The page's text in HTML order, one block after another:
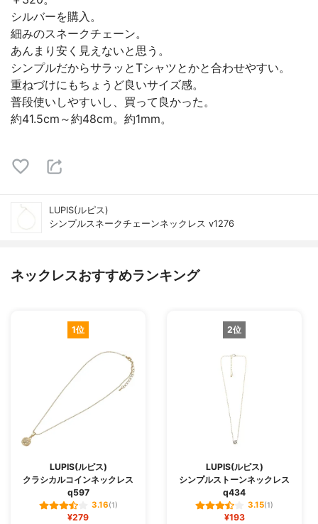
シルバーを購入。
細みのスネークチェーン。
あんまり安く見えないと思う。
シンプルだからサラッとTシャツとかと合わせやすい。
重ねづけにもちょうど良いサイズ感。
普段使いしやすいし、買って良かった。
約41.5cm～約48cm。約1mm。
LUPIS(ルピス)
シンプルスネークチェーンネックレス v1276
ネックレスおすすめランキング
1位
LUPIS(ルピス)
クラシカルコインネックレス
q597
3.16(1)
¥279
2位
LUPIS(ルピス)
シンプルストーンネックレス
q434
3.15(1)
¥193